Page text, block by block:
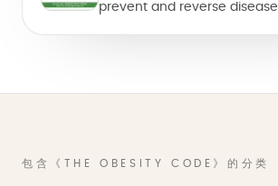
prevent and reverse disease
包含《THE OBESITY CODE》的分类